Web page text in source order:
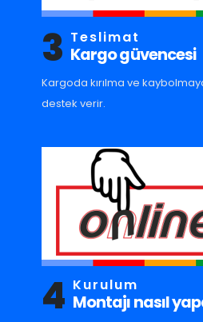
3 Teslimat
Kargo güvencesi
Kargoda kırılma ve
destek verir.
4 Kurulum
Montajı nasıl